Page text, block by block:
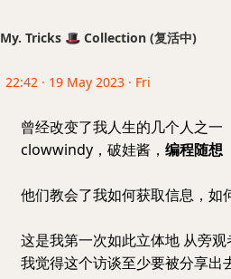
_My. Tricks 🎩 Collection (复活中)
22:42 · 19 May 2023 · Fri
曾经改变了我人生的几个人之一
clowwindy，破娃酱， 编程随想
他们教会了我如何获取信息，如
这是我第一次如此立体地 从旁
我觉得这个访谈至少要被分享出